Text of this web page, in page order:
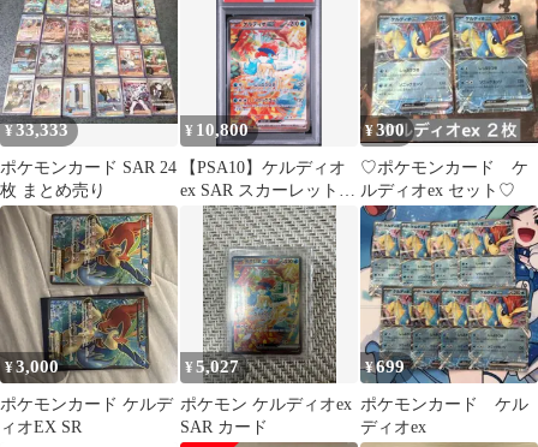
¥33,333
ポケモンカード SAR 24
枚 まとめ売り
¥ 10,800
【PSA10】ケルディオ
ex SAR スカーレット&
バイオレット ホワイト
フレ
¥300
♡ポケモンカード ケ
ルディオex セット♡
¥3,000
ポケモンカード ケルデ
ィオEX SR
¥5,027
ポケモン ケルディオex
SAR カード
¥699
ポケモンカード ケル
ディオex